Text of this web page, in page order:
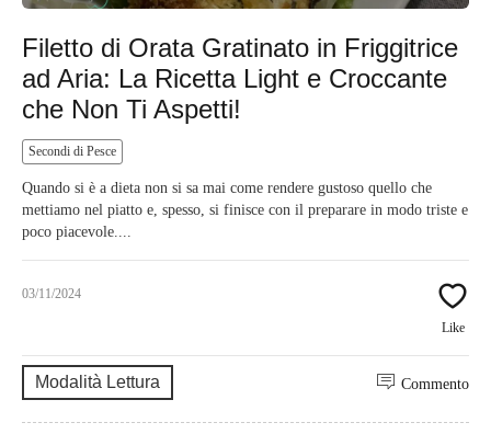
Filetto di Orata Gratinato in Friggitrice
ad Aria: La Ricetta Light e Croccante
che Non Ti Aspetti!
Secondi di Pesce
Quando si è a dieta non si sa mai come rendere gustoso quello che
mettiamo nel piatto e, spesso, si finisce con il preparare in modo triste e
poco piacevole....
03/11/2024
Like
Modalità Lettura Commento